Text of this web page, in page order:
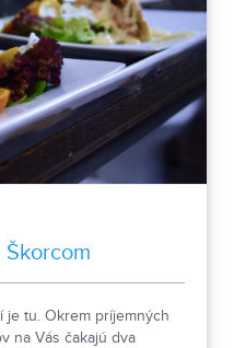
je tu. Okrem príjemných
na Vás čakajú dva